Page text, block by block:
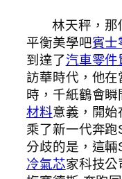
林天秤，那
平衡美學吧賓士
到達了汽車零件
訪華時代，他
時，千紙鶴會
材料意義，開
乘了新一代奔跑
分歧的是，這
冷氣芯家科技公